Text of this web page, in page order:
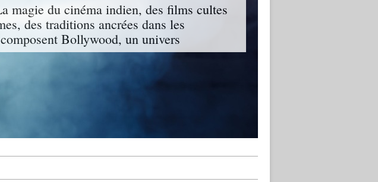
magie du cinéma indien, des films cultes
des traditions ancrées dans les
Bollywood, un univers